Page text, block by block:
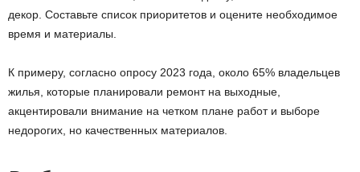
декор. Составьте список приоритетов и оцените необходимое
время и материалы.
К примеру, согласно опросу 2023 года, около 65% владельцев
жилья, которые планировали ремонт на выходные,
акцентировали внимание на четком плане работ и выборе
недорогих, но качественных материалов.